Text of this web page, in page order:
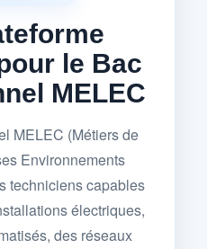
le Bac
MELEC
MELEC (Métiers de
Environnements
techniciens capables
électriques,
des réseaux